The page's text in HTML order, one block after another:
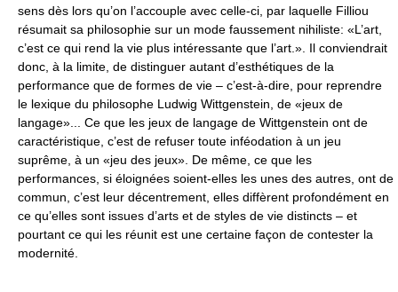
sens dès lors qu’on l’accouple avec celle-ci, par laquelle Filliou
résumait sa philosophie sur un mode faussement nihiliste: «L’art,
c’est ce qui rend la vie plus intéressante que l’art.». Il conviendrait
donc, à la limite, de distinguer autant d’esthétiques de la
performance que de formes de vie – c’est-à-dire, pour reprendre
le lexique du philosophe Ludwig Wittgenstein, de «jeux de
langage»... Ce que les jeux de langage de Wittgenstein ont de
caractéristique, c’est de refuser toute inféodation à un jeu
suprême, à un «jeu des jeux». De même, ce que les
performances, si éloignées soient-elles les unes des autres, ont de
commun, c’est leur décentrement, elles diffèrent profondément en
ce qu’elles sont issues d’arts et de styles de vie distincts – et
pourtant ce qui les réunit est une certaine façon de contester la
modernité.